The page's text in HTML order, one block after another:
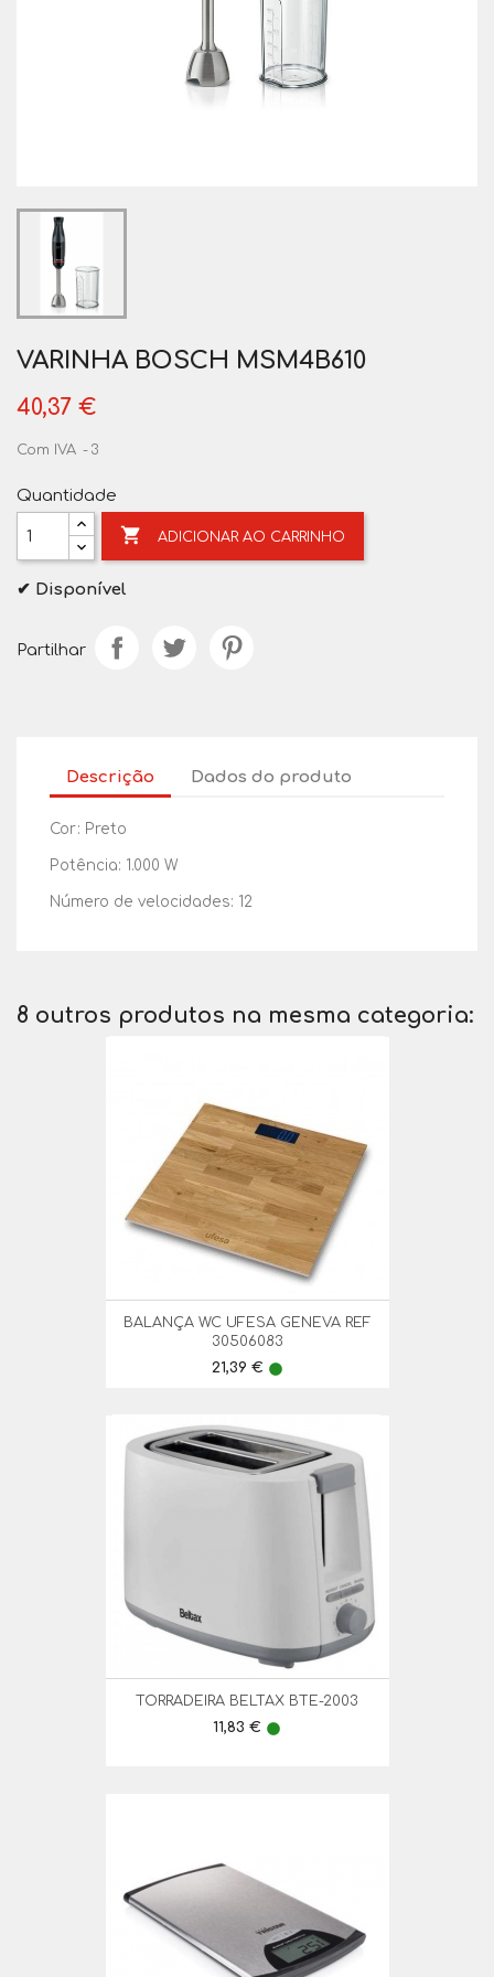
VARINHA BOSCH MSM4B610
40,37 €
Com IVA 3
Quantidade
 ADICIONAR AO CARRINHO
✔ Disponível
Partilhar
Descrição Dados do produto
Cor: Preto
Potência: 1.000 W
Número de velocidades: 12
8 outros produtos na mesma categoria:
BALANÇA WC UFESA GENEVA REF
30506083
Preço
21,39 € lens
TORRADEIRA BELTAX BTE-2003
Preço
11,83 € lens